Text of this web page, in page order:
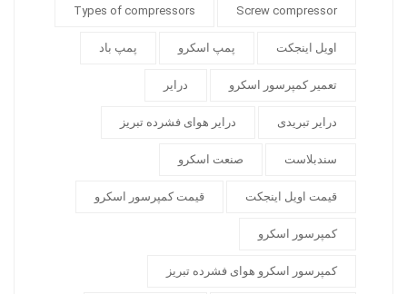
Screw compressor
Types of compressors
اویل اینجکت پمپ اسکرو پمپ باد
تعمیر کمپرسور اسکرو درایر
درایر تبریدی درایر هوای فشرده تبریز
سندبلاست صنعت اسکرو
قیمت اویل اینجکت قیمت کمپرسور اسکرو
کمپرسور اسکرو
کمپرسور اسکرو هوای فشرده تبریز